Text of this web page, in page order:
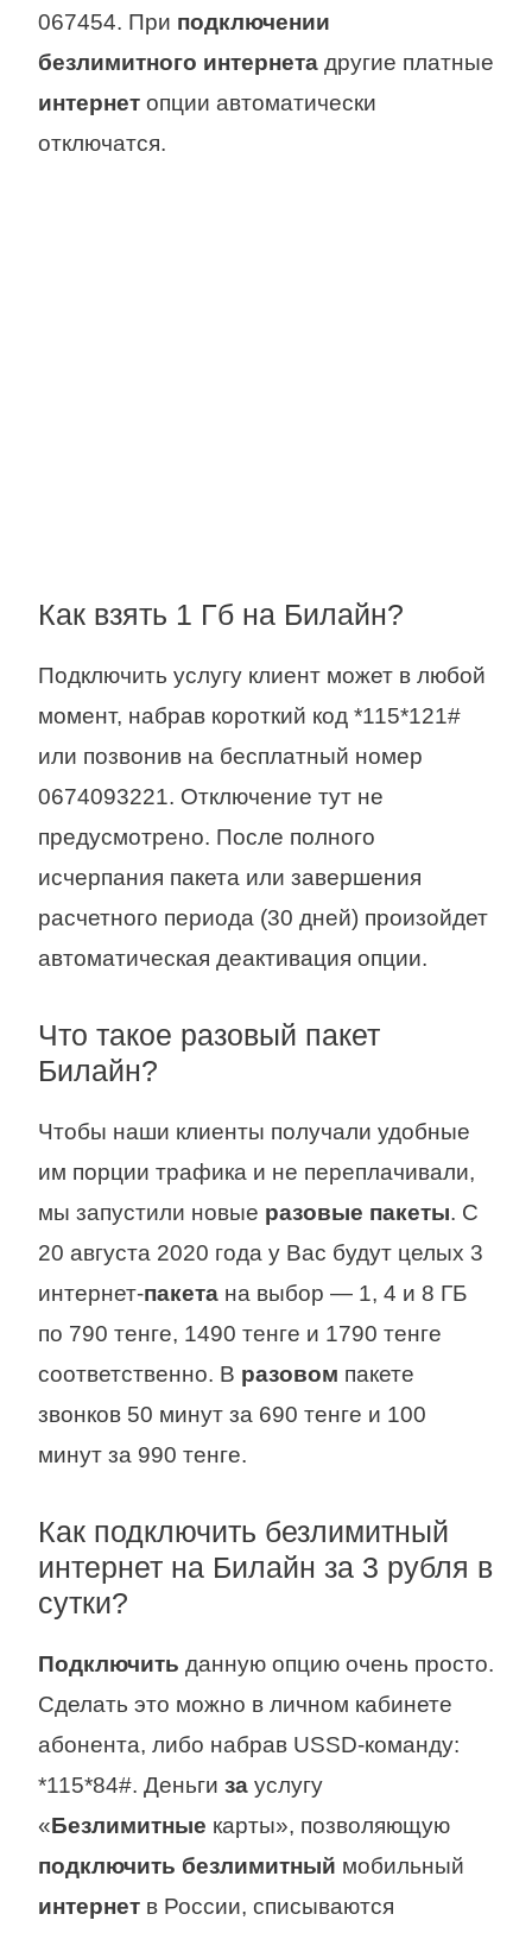
067454. При подключении
безлимитного интернета другие платные
интернет опции автоматически
отключатся.
Как взять 1 Гб на Билайн?
Подключить услугу клиент может в любой
момент, набрав короткий код *115*121#
или позвонив на бесплатный номер
0674093221. Отключение тут не
предусмотрено. После полного
исчерпания пакета или завершения
расчетного периода (30 дней) произойдет
автоматическая деактивация опции.
Что такое разовый пакет
Билайн?
Чтобы наши клиенты получали удобные
им порции трафика и не переплачивали,
мы запустили новые разовые пакеты. С
20 августа 2020 года у Вас будут целых 3
интернет-пакета на выбор — 1, 4 и 8 ГБ
по 790 тенге, 1490 тенге и 1790 тенге
соответственно. В разовом пакете
звонков 50 минут за 690 тенге и 100
минут за 990 тенге.
Как подключить безлимитный
интернет на Билайн за 3 рубля в
сутки?
Подключить данную опцию очень просто.
Сделать это можно в личном кабинете
абонента, либо набрав USSD-команду:
*115*84#. Деньги за услугу
«Безлимитные карты», позволяющую
подключить безлимитный мобильный
интернет в России, списываются